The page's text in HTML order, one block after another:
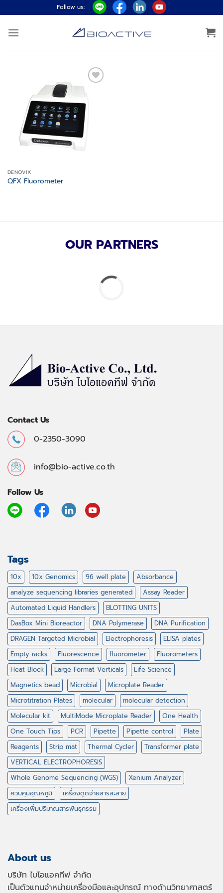
ไป
ยัง
Follow us:
wishlist
DENOVIX
QFX Fluorometer
OUR PARTNERS
Contact Us
0-2350-3090
info@bio-active.co.th
Follow Us
Tags
10x 10x Genomics 96 well plate
Absorbance
analyze sequencing libraries generated
Assay Reader
Automated Liquid Handlers
BLOTTING UNITS
DasBox Mini Bioreactor
DNA Polymerase
DNA Purification
DRAGEN Targeted Microbial
Electrophoresis
ELISA plates
Empty racks
Fluorescence fluorometer
Fluorometers
Heat Block
Large Format Verticals
Life Science
Magnetics bead
Microbial
Microplate Reader
Microtitration Plates
molecular
molecular detection
Molecular kit
MultiMode Microplate Reader
One Health
One Touch Tips
PCR Pipette Pipette control
Plate
Reagents
Strip mat Thermal Cycler
Transformer plate
VERTICAL ELECTROPHORESIS
Whole Genome Sequencing (WGS)
Xenium Analyzer
ควบคุมอุณหภูมิ
เครื่องดูดจ่ายสารละลาย
เครื่องเพิ่มปริมาณสารพันธุกรรม
About us
บริษัท ไบโอแอคทีฟ จำกัด
เป็นตัวแทนจำหน่ายเครื่องมือและอุปกรณ์ ทางด้านวิทยาศาสตร์